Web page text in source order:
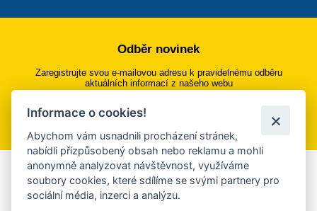
Odběr novinek
Zaregistrujte svou e-mailovou adresu k pravidelnému odběru
aktuálních informací z našeho webu
Přihlásit se k odběru
Aplikace Mobilní rozhlas
Chcete dostávat do svého mobilu či mailu upozornění na
Informace o cookies!
Abychom vám usnadnili procházení stránek,
nabídli přizpůsobený obsah nebo reklamu a mohli
anonymně analyzovat návštěvnost, využíváme
soubory cookies, které sdílíme se svými partnery pro
sociální média, inzerci a analýzu.